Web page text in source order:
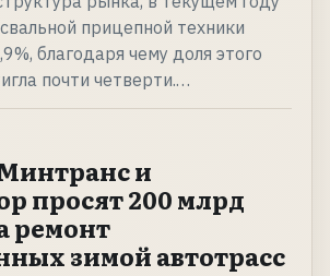
прицепной техники
благодаря чему доля этого
почти четверти.…
и
просят 200 млрд
ремонт
зимой автотрасс